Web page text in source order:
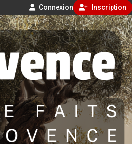
Connexion Inscription